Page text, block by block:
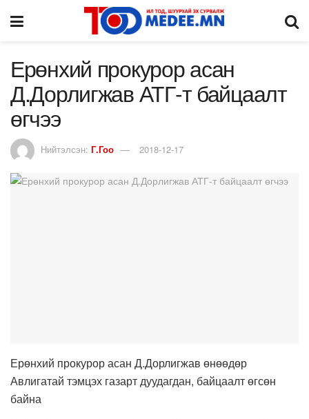
Ерөнхий прокурор асан
Д.Дорлигжав АТГ-т байцаалт
өгчээ
Нийтэлсэн: Г.Гоо 2018-12-17
Ерөнхий прокурор асан Д.Дорлигжав өнөөдөр
Авлигатай тэмцэх газарт дуудагдан, байцаалт өгсөн
байна